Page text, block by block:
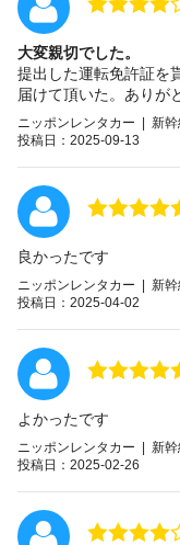
大変親切でした。
提出した運転免許証を
届けて頂いた。ありが
ニッポンレンタカー | 新幹
投稿日：2025-09-13
良かったです
ニッポンレンタカー | 新幹
投稿日：2025-04-02
よかったです
ニッポンレンタカー | 新幹
投稿日：2025-02-26